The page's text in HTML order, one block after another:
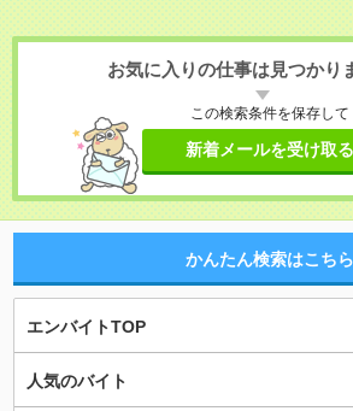
お気に入りの仕事は見つかり
この検索条件を保存して
新着メールを受け取る
かんたん検索はこちら
エンバイトTOP
人気のバイト